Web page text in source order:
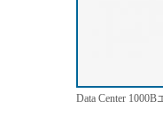
Data Center